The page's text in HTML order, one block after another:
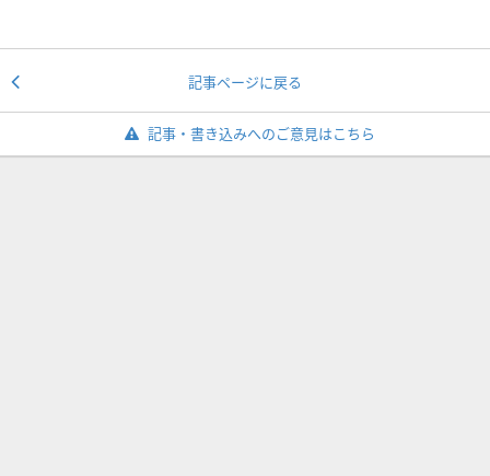
記事ページに戻る
記事・書き込みへのご意見はこちら